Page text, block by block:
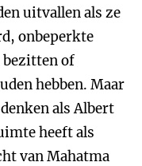
uitvallen als ze
onbeperkte
bezitten of
hebben. Maar
als Albert
heeft als
van Mahatma